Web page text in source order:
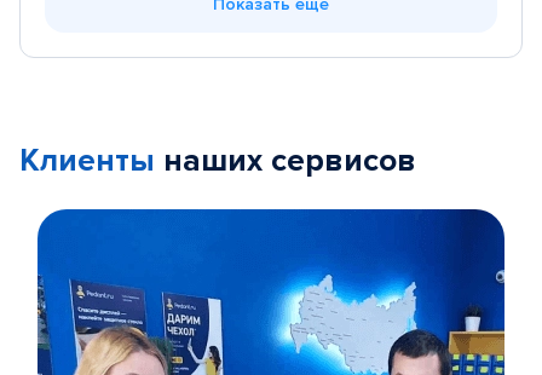
Показать еще
Клиенты наших сервисов